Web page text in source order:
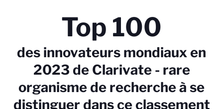
Top 100
des innovateurs mondiaux en
2023 de Clarivate - rare
organisme de recherche à se
distinguer dans ce classement